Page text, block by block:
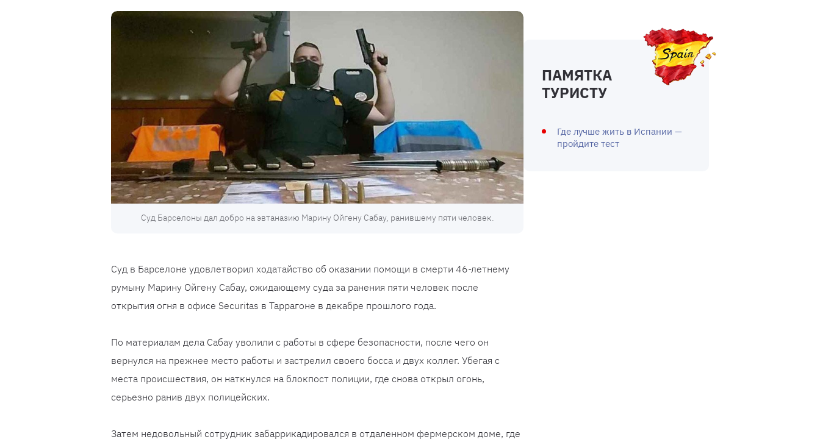
Суд Барселоны дал добро на эвтаназию Марину Ойгену Сабау, ранившему пяти человек.
Суд в Барселоне удовлетворил ходатайство об оказании помощи в смерти 46-летнему
румыну Марину Ойгену Сабау, ожидающему суда за ранения пяти человек после
открытия огня в офисе Securitas в Таррагоне в декабре прошлого года.
По материалам дела Сабау уволили с работы в сфере безопасности, после чего он
вернулся на прежнее место работы и застрелил своего босса и двух коллег. Убегая с
места происшествия, он наткнулся на блокпост полиции, где снова открыл огонь,
серьезно ранив двух полицейских.
Затем недовольный сотрудник забаррикадировался в отдаленном фермерском доме, где
ПАМЯТКА
ТУРИСТУ
Где лучше жить в Испании —
пройдите тест